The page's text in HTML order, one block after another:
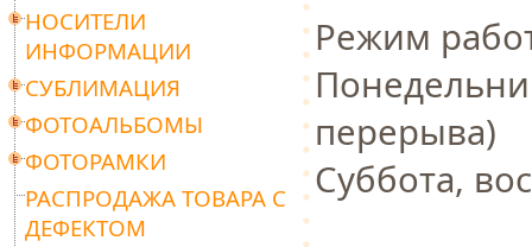
НОСИТЕЛИ
ИНФОРМАЦИИ
СУБЛИМАЦИЯ
ФОТОАЛЬБОМЫ
ФОТОРАМКИ
РАСПРОДАЖА ТОВАРА С
ДЕФЕКТОМ
Режим
перерыва)
Суббота,